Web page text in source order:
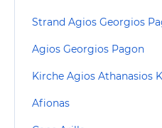
Strand Agios Georgios
Agios Georgios Pagon
Afionas